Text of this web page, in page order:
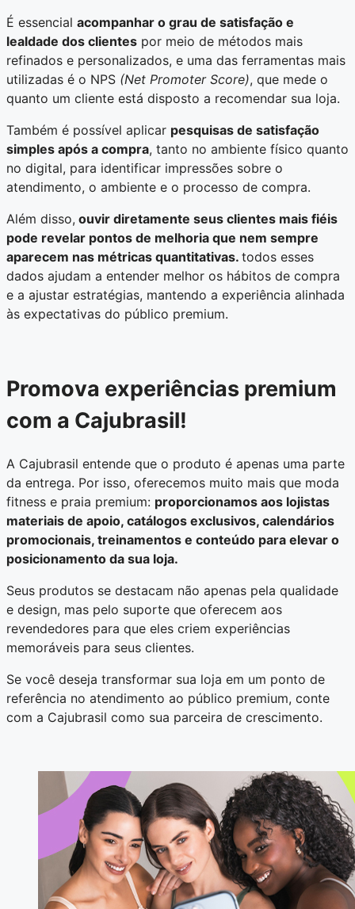
É essencial acompanhar o grau de satisfação e
lealdade dos clientes por meio de métodos mais
refinados e personalizados, e uma das ferramentas mais
utilizadas é o NPS (Net Promoter Score), que mede o
quanto um cliente está disposto a recomendar sua loja.
Também é possível aplicar pesquisas de satisfação
simples após a compra, tanto no ambiente físico quanto
no digital, para identificar impressões sobre o
atendimento, o ambiente e o processo de compra.
Além disso, ouvir diretamente seus clientes mais fiéis
pode revelar pontos de melhoria que nem sempre
aparecem nas métricas quantitativas. todos esses
dados ajudam a entender melhor os hábitos de compra
e a ajustar estratégias, mantendo a experiência alinhada
às expectativas do público premium.
Promova experiências premium
com a Cajubrasil!
A Cajubrasil entende que o produto é apenas uma parte
da entrega. Por isso, oferecemos muito mais que moda
fitness e praia premium: proporcionamos aos lojistas
materiais de apoio, catálogos exclusivos, calendários
promocionais, treinamentos e conteúdo para elevar o
posicionamento da sua loja.
Seus produtos se destacam não apenas pela qualidade
e design, mas pelo suporte que oferecem aos
revendedores para que eles criem experiências
memoráveis para seus clientes.
Se você deseja transformar sua loja em um ponto de
referência no atendimento ao público premium, conte
com a Cajubrasil como sua parceira de crescimento.